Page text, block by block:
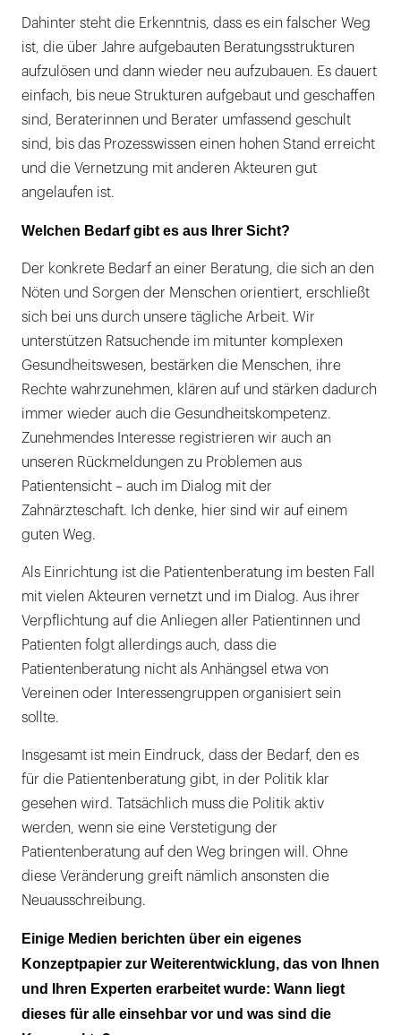
Dahinter steht die Erkenntnis, dass es ein falscher Weg
ist, die über Jahre aufgebauten Beratungsstrukturen
aufzulösen und dann wieder neu aufzubauen. Es dauert
einfach, bis neue Strukturen aufgebaut und geschaffen
sind, Beraterinnen und Berater umfassend geschult
sind, bis das Prozesswissen einen hohen Stand erreicht
und die Vernetzung mit anderen Akteuren gut
angelaufen ist.
Welchen Bedarf gibt es aus Ihrer Sicht?
Der konkrete Bedarf an einer Beratung, die sich an den
Nöten und Sorgen der Menschen orientiert, erschließt
sich bei uns durch unsere tägliche Arbeit. Wir
unterstützen Ratsuchende im mitunter komplexen
Gesundheitswesen, bestärken die Menschen, ihre
Rechte wahrzunehmen, klären auf und stärken dadurch
immer wieder auch die Gesundheitskompetenz.
Zunehmendes Interesse registrieren wir auch an
unseren Rückmeldungen zu Problemen aus
Patientensicht – auch im Dialog mit der
Zahnärzteschaft. Ich denke, hier sind wir auf einem
guten Weg.
Als Einrichtung ist die Patientenberatung im besten Fall
mit vielen Akteuren vernetzt und im Dialog. Aus ihrer
Verpflichtung auf die Anliegen aller Patientinnen und
Patienten folgt allerdings auch, dass die
Patientenberatung nicht als Anhängsel etwa von
Vereinen oder Interessengruppen organisiert sein
sollte.
Insgesamt ist mein Eindruck, dass der Bedarf, den es
für die Patientenberatung gibt, in der Politik klar
gesehen wird. Tatsächlich muss die Politik aktiv
werden, wenn sie eine Verstetigung der
Patientenberatung auf den Weg bringen will. Ohne
diese Veränderung greift nämlich ansonsten die
Neuausschreibung.
Einige Medien berichten über ein eigenes
Konzeptpapier zur Weiterentwicklung, das von Ihnen
und Ihren Experten erarbeitet wurde: Wann liegt
dieses für alle einsehbar vor und was sind die